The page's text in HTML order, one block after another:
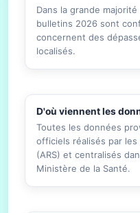
Dans la grande
bulletins 2026 sont
concernent des
localisés.
D'où viennent les
Toutes les données
officiels réalisés par les
(ARS) et centralisés
Ministère de la Santé.